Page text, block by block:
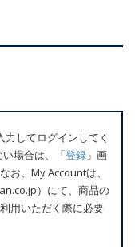
してログインしてく
場合は、「登録 」画
お、My Accountは、
）にて、商品の
用いただく際に必要